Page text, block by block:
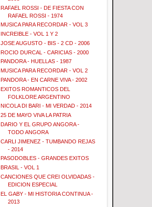
RAFAEL ROSSI - DE FIESTA CON
RAFAEL ROSSI - 1974
MUSICA PARA RECORDAR - VOL 3
INCREIBLE - VOL 1 Y 2
JOSE AUGUSTO - BIS - 2 CD - 2006
ROCIO DURCAL - CARICIAS - 2000
PANDORA - HUELLAS - 1987
MUSICA PARA RECORDAR - VOL 2
PANDORA - EN CARNE VIVA - 2002
EXITOS ROMANTICOS DEL
FOLKLORE ARGENTINO
NICOLA DI BARI - MI VERDAD - 2014
25 DE MAYO VIVA LA PATRIA
DARIO Y EL GRUPO ANGORA -
TODO ANGORA
CARLI JIMENEZ - TUMBANDO REJAS
- 2014
PASODOBLES - GRANDES EXITOS
BRASIL - VOL 1
CANCIONES QUE CREI OLVIDADAS -
EDICION ESPECIAL
EL GABY - MI HISTORIA CONTINUA -
2013